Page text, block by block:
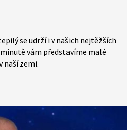
se udrží i v našich nejtěžších
vám představíme malé
naší zemi.